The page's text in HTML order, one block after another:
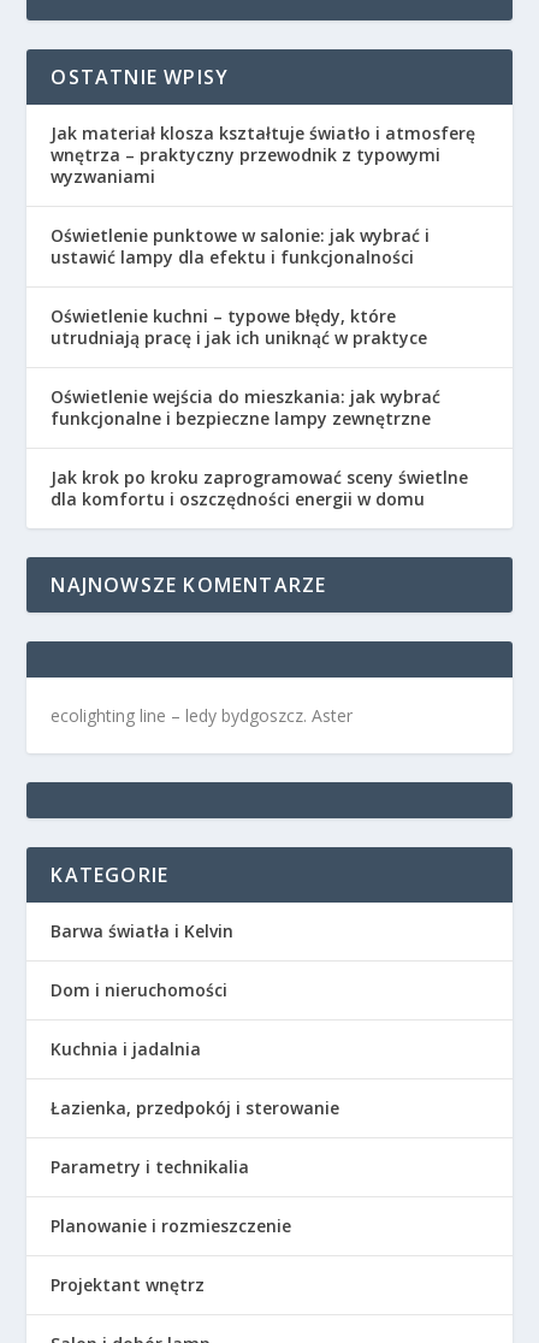
OSTATNIE WPISY
Jak materiał klosza kształtuje światło i atmosferę
wnętrza – praktyczny przewodnik z typowymi
wyzwaniami
Oświetlenie punktowe w salonie: jak wybrać i
ustawić lampy dla efektu i funkcjonalności
Oświetlenie kuchni – typowe błędy, które
utrudniają pracę i jak ich uniknąć w praktyce
Oświetlenie wejścia do mieszkania: jak wybrać
funkcjonalne i bezpieczne lampy zewnętrzne
Jak krok po kroku zaprogramować sceny świetlne
dla komfortu i oszczędności energii w domu
NAJNOWSZE KOMENTARZE
ecolighting line – ledy bydgoszcz. Aster
KATEGORIE
Barwa światła i Kelvin
Dom i nieruchomości
Kuchnia i jadalnia
Łazienka, przedpokój i sterowanie
Parametry i technikalia
Planowanie i rozmieszczenie
Projektant wnętrz